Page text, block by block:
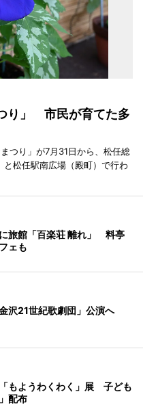
り」 市民が育てた多
つり」が7月31日から、松任総
松任駅南広場（殿町）で行わ
旅館「百楽荘 離れ」 料亭
ェも
沢21世紀歌劇団」公演へ
もようわくわく」展 子ども
配布